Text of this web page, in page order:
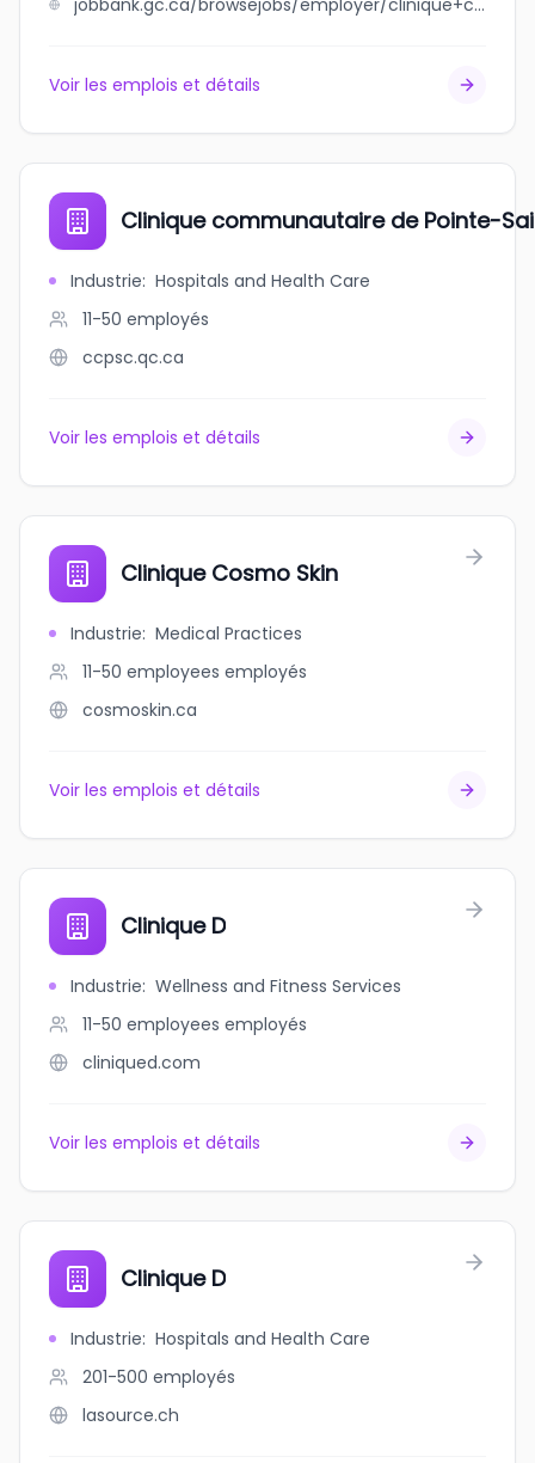
jobbank.gc.ca/browsejobs/employer/clinique+chiropratique+familiale+lachance/ca
Voir les emplois et détails
Clinique communautaire de Pointe-
Industrie: Hospitals and Health Care
11-50 employés
ccpsc.qc.ca
Voir les emplois et détails
Clinique Cosmo Skin
Industrie: Medical Practices
11-50 employees employés
cosmoskin.ca
Voir les emplois et détails
Clinique D
Industrie: Wellness and Fitness Services
11-50 employees employés
cliniqued.com
Voir les emplois et détails
Clinique D
Industrie: Hospitals and Health Care
201-500 employés
lasource.ch